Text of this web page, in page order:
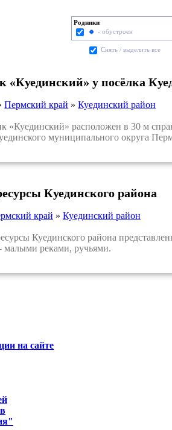
Родники
- обустроен
Cнять / выделить все
«Куединский» у посёлка
Пермский край »Куединский район
«Куединский» расположен в 30 м
муниципального округа
Куединского района
край » Куединский район
Куединского района
малыми реками, ручьями.
на сайте